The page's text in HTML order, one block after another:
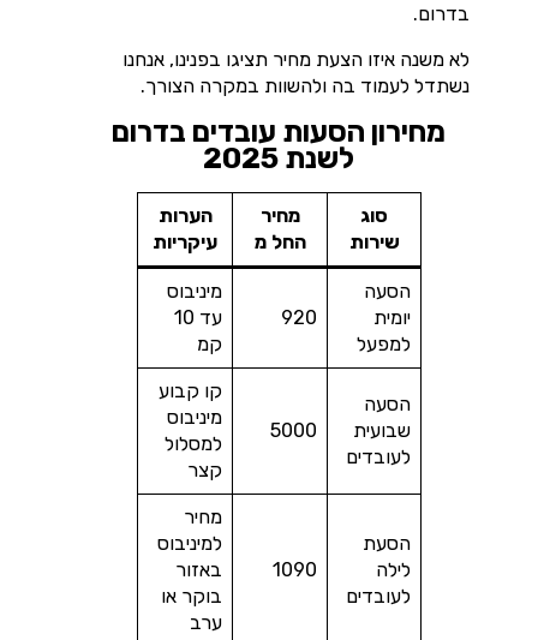
בדרום.
לא משנה איזו הצעת מחיר תציגו בפנינו, אנחנו
נשתדל לעמוד בה ולהשוות במקרה הצורך.
מחירון הסעות עובדים בדרום
לשנת 2025
סוג
שירות
מחיר
החל מ
הערות
עיקריות
הסעה
יומית
למפעל
920
מיניבוס
עד 10
קמ
הסעה
שבועית
לעובדים
5000
קו קבוע
מיניבוס
למסלול
קצר
הסעת
לילה
לעובדים
1090
מחיר
למיניבוס
באזור
בוקר או
ערב